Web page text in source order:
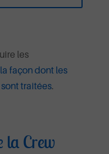
les
façon dont les
traitées.
la Crew